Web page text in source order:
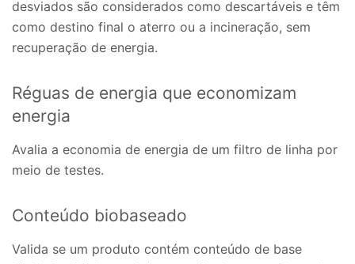
desviados são considerados como descartáveis e têm
como destino final o aterro ou a incineração, sem
recuperação de energia.
Réguas de energia que economizam
energia
Avalia a economia de energia de um filtro de linha por
meio de testes.
Conteúdo biobaseado
Valida se um produto contém conteúdo de base